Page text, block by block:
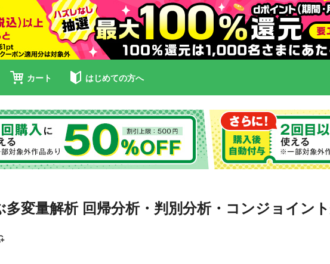
カート はじめての方へ
変量解析 回帰分析・判別分析・コンジョイン